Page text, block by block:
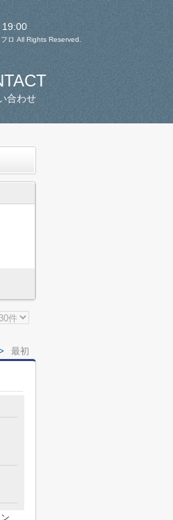
19:00
ロ All Rights Reserved.
合わせ
最初